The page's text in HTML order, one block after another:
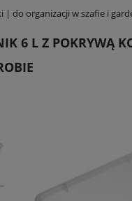
| do organizacji w szafie i
6 L Z POKRYWĄ